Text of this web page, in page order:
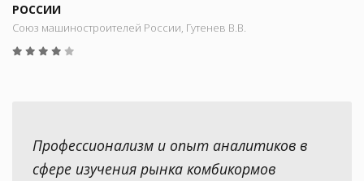
РОССИИ
Союз машиностроителей России, Гутенев В.В.
Профессионализм и опыт аналитиков в
сфере изучения рынка комбикормов